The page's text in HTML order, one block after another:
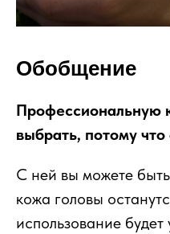
Обобщение
Профессиональную
выбрать, потому что
С ней вы можете
кожа головы
использование